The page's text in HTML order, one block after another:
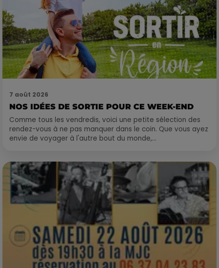
7 août 2026
NOS IDÉES DE SORTIE POUR CE WEEK-END
Comme tous les vendredis, voici une petite sélection des
rendez-vous à ne pas manquer dans le coin. Que vous ayez
envie de voyager à l'autre bout du monde,...